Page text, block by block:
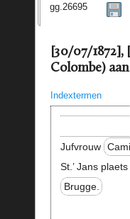
gg.26695
[30/07/
Colombe)
Indextermen
Jufvrouw
St.’ Jans plaets
Brugge.